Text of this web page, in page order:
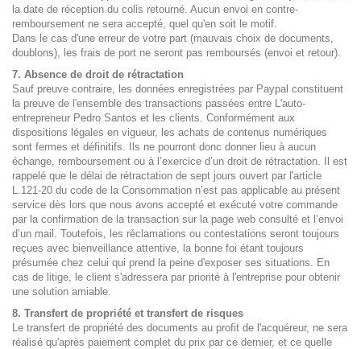
la date de réception du colis retourné. Aucun envoi en contre-
remboursement ne sera accepté, quel qu'en soit le motif.
Dans le cas d'une erreur de votre part (mauvais choix de documents,
doublons), les frais de port ne seront pas remboursés (envoi et retour).
7. Absence de droit de rétractation
Sauf preuve contraire, les données enregistrées par Paypal constituent
la preuve de l'ensemble des transactions passées entre L'auto-
entrepreneur Pedro Santos et les clients. Conformément aux
dispositions légales en vigueur, les achats de contenus numériques
sont fermes et définitifs. Ils ne pourront donc donner lieu à aucun
échange, remboursement ou à l’exercice d’un droit de rétractation. Il est
rappelé que le délai de rétractation de sept jours ouvert par l'article
L.121-20 du code de la Consommation n’est pas applicable au présent
service dès lors que nous avons accepté et exécuté votre commande
par la confirmation de la transaction sur la page web consulté et l’envoi
d’un mail. Toutefois, les réclamations ou contestations seront toujours
reçues avec bienveillance attentive, la bonne foi étant toujours
présumée chez celui qui prend la peine d'exposer ses situations. En
cas de litige, le client s'adressera par priorité à l'entreprise pour obtenir
une solution amiable.
8. Transfert de propriété et transfert de risques
Le transfert de propriété des documents au profit de l'acquéreur, ne sera
réalisé qu'après paiement complet du prix par ce dernier, et ce quelle